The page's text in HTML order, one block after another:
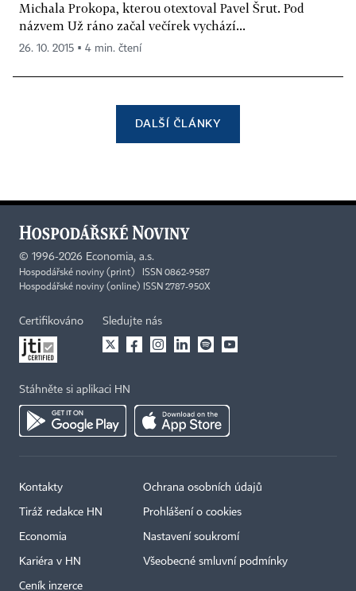
Michala Prokopa, kterou otextoval Pavel Šrut. Pod
názvem Už ráno začal večírek vychází...
26. 10. 2015 ▪ 4 min. čtení
DALŠÍ ČLÁNKY
© 1996-2026 Economia, a.s.
Hospodářské noviny (print) ISSN 0862-9587
Hospodářské noviny (online) ISSN 2787-950X
Certifikováno Sledujte nás
Stáhněte si aplikaci HN
Kontakty
Tiráž redakce HN
Economia
Kariéra v HN
Ceník inzerce
Ochrana osobních údajů
Prohlášení o cookies
Nastavení soukromí
Všeobecné smluvní podmínky